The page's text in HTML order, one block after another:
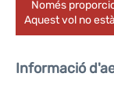
Només
Aquest vol no
Informació